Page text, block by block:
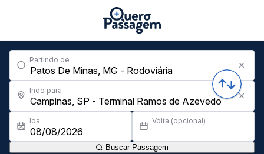
Partindo de
Indo para
Ida Volta (opcional)
Buscar Passagem